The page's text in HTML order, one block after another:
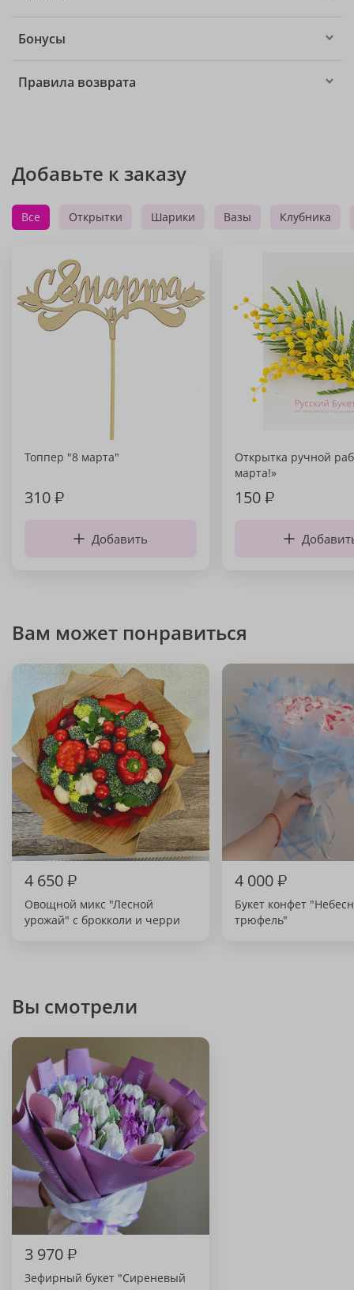
Бонусы
Правила возврата
Добавьте к заказу
Все Открытки Шарики Вазы Клубника
Топпер "8 марта"
310₽
Добавить
Открытка ручной
марта!»
150₽
Вам может понравиться
4 650₽
Овощной микс "Лесной
урожай" с брокколи и черри
4 000₽
Букет конфет
трюфель"
Вы смотрели
3 970₽
Зефирный букет "Сиреневый